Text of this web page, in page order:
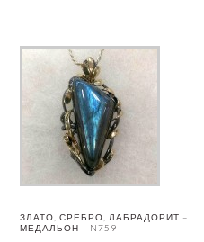
ЗЛАТО, СРЕБРО, ЛАБРАДОРИТ –
МЕДАЛЬОН – N759